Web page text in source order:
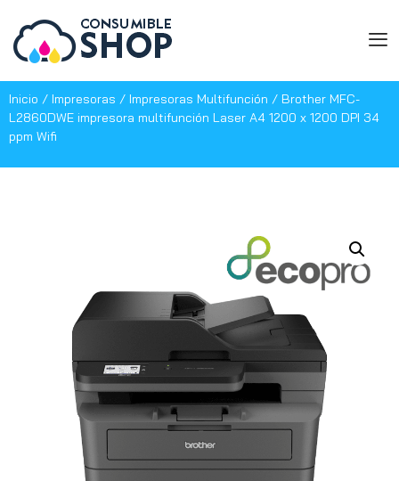
Inicio / Impresoras / Impresoras Multifunción / Brother MFC-
L2860DWE impresora multifunción Laser A4 1200 x 1200 DPI 34
ppm Wifi